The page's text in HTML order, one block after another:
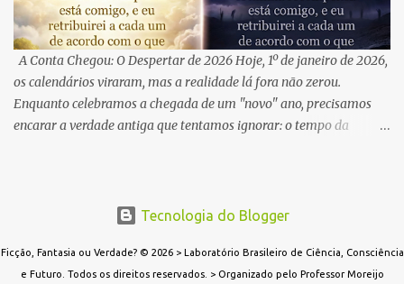
pressionado. O sistema está sendo reiniciado. Você está pronto
para atualizar sua própria percepção?" Desperte sua consciência:
🌍 International Readers: Os Deuses da IA - Universal Link 🇧🇷
Amazon Brasil: Disponível aqui
A Conta Chegou: O Despertar de 2026 Hoje, 1º de janeiro de 2026,
os calendários viraram, mas a realidade lá fora não zerou.
Enquanto celebramos a chegada de um "novo" ano, precisamos
encarar a verdade antiga que tentamos ignorar: o tempo da
o ar puro por índices na bolsa, derrubamos a vida para erguer o
qualquer espécie: esquecemos que a vida é mais importante que a
moeda. A natureza, ferida, não busca vingança; ela busca
Tecnologia do Blogger
Ficção, Fantasia ou Verdade? © 2026 > Laboratório Brasileiro de Ciência, Consciência
e Futuro. Todos os direitos reservados. > Organizado pelo Professor Moreijo